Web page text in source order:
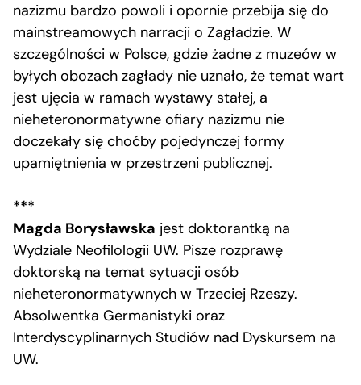
nazizmu bardzo powoli i opornie przebija się do
mainstreamowych narracji o Zagładzie. W
szczególności w Polsce, gdzie żadne z muzeów w
byłych obozach zagłady nie uznało, że temat wart
jest ujęcia w ramach wystawy stałej, a
nieheteronormatywne ofiary nazizmu nie
doczekały się choćby pojedynczej formy
upamiętnienia w przestrzeni publicznej.
***
Magda Borysławska jest doktorantką na
Wydziale Neofilologii UW. Pisze rozprawę
doktorską na temat sytuacji osób
nieheteronormatywnych w Trzeciej Rzeszy.
Absolwentka Germanistyki oraz
Interdyscyplinarnych Studiów nad Dyskursem na
UW.